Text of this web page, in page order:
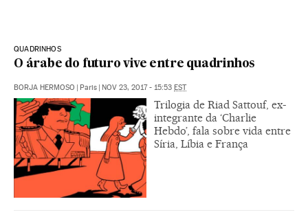
QUADRINHOS
O árabe do futuro vive entre quadrinhos
BORJA HERMOSO | Paris | NOV 23, 2017 - 15:53 EST
Trilogia de Riad Sattouf, ex-
integrante da ‘Charlie
Hebdo’, fala sobre vida entre
Síria, Líbia e França